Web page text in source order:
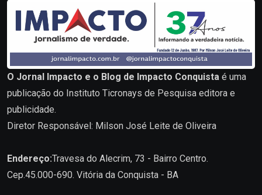
O Jornal Impacto e o Blog de Impacto Conquista é uma
publicação do Instituto Ticronays de Pesquisa editora e
publicidade.
Diretor Responsável: Milson José Leite de Oliveira
Endereço:Travesa do Alecrim, 73 - Bairro Centro.
Cep.45.000-690. Vitória da Conquista - BA